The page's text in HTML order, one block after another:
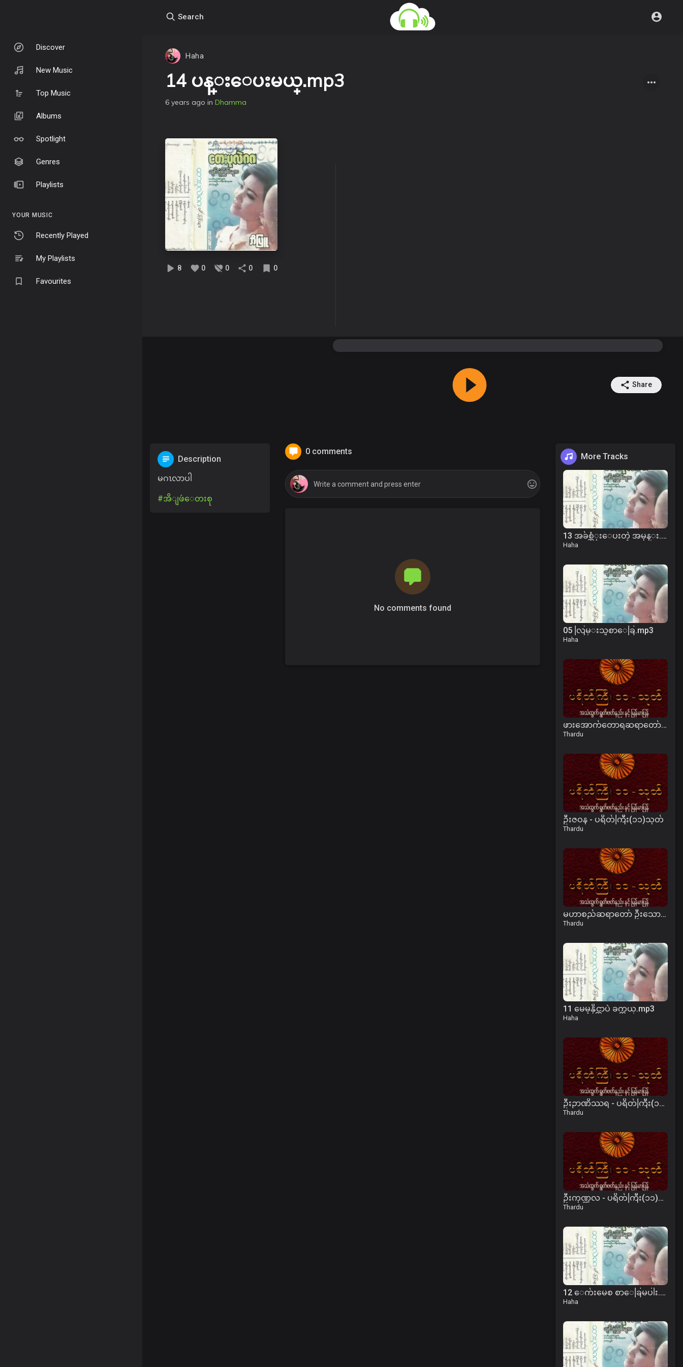
Discover
New Music
Top Music
Albums
Spotlight
Genres
Playlists
YOUR MUSIC
Recently Played
My Playlists
Favourites
Search
Haha
14 ပန္းေပးမယ္.mp3
6 years ago in Dhamma
8 0 0 0 0
Share
0 comments
No comments found
Description
မဂၤလာပါ
#အိျဖဴ​ေတးစု
More Tracks
13 အခ်စ္ဆံုးေပးတဲ့ အမုန္း.mp3
Haha
05 လြမ္းသူစာေခြ.mp3
Haha
ဖားအောက်တောရဆရာတော်ကြီး ဘဒ္ဒန္တအာစိဏ္ဏ - ပရိတ်ကြီး(၁၁)သုတ်
Thardu
ဦးဇဝန - ပရိတ်ကြီး(၁၁)သုတ်
Thardu
မဟာစည်ဆရာတော် ဦးသောဘန - ပရိတ်ကြီး(၁၁)သုတ်
Thardu
11 မေမ့နိုင္တာပဲ ခက္တယ္.mp3
Haha
ဦးဉာဏိဿရ - ပရိတ်ကြီး(၁၁)သုတ်၊ ပါဠိအနက် (၁)
Thardu
ဦးကုဏ္ဍလ - ပရိတ်ကြီး(၁၁)သုတ်၊ ပါဠိအနက်
Thardu
12 ေက်းမေစ စာေခြမပါး.mp3
Haha